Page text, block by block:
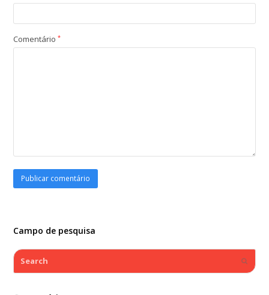
Comentário*
Campo de pesquisa
Search